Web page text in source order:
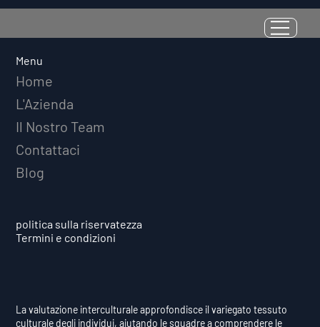
Misurabile: Perché il Quoziente di
Menu
Home
L'Azienda
Il Nostro Team
Contattaci
Blog
politica sulla riservatezza
Termini e condizioni
La valutazione interculturale approfondisce il variegato tessuto
culturale degli individui, aiutando le squadre a comprendere le